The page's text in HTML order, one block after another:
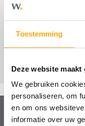
Toestemming
Deze website
We gebruiken
personaliseren, om
en om ons
informatie over uw